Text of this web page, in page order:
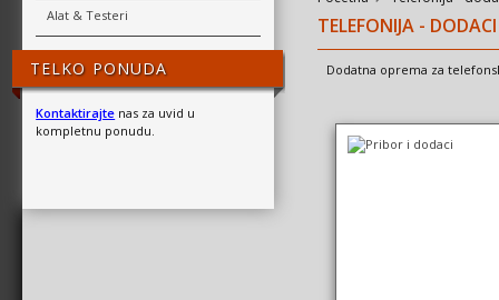
Alat & Testeri
TELKO PONUDA
Kontaktirajte nas za uvid u
kompletnu ponudu.
TELEFONIJA - DODACI
Dodatna oprema za